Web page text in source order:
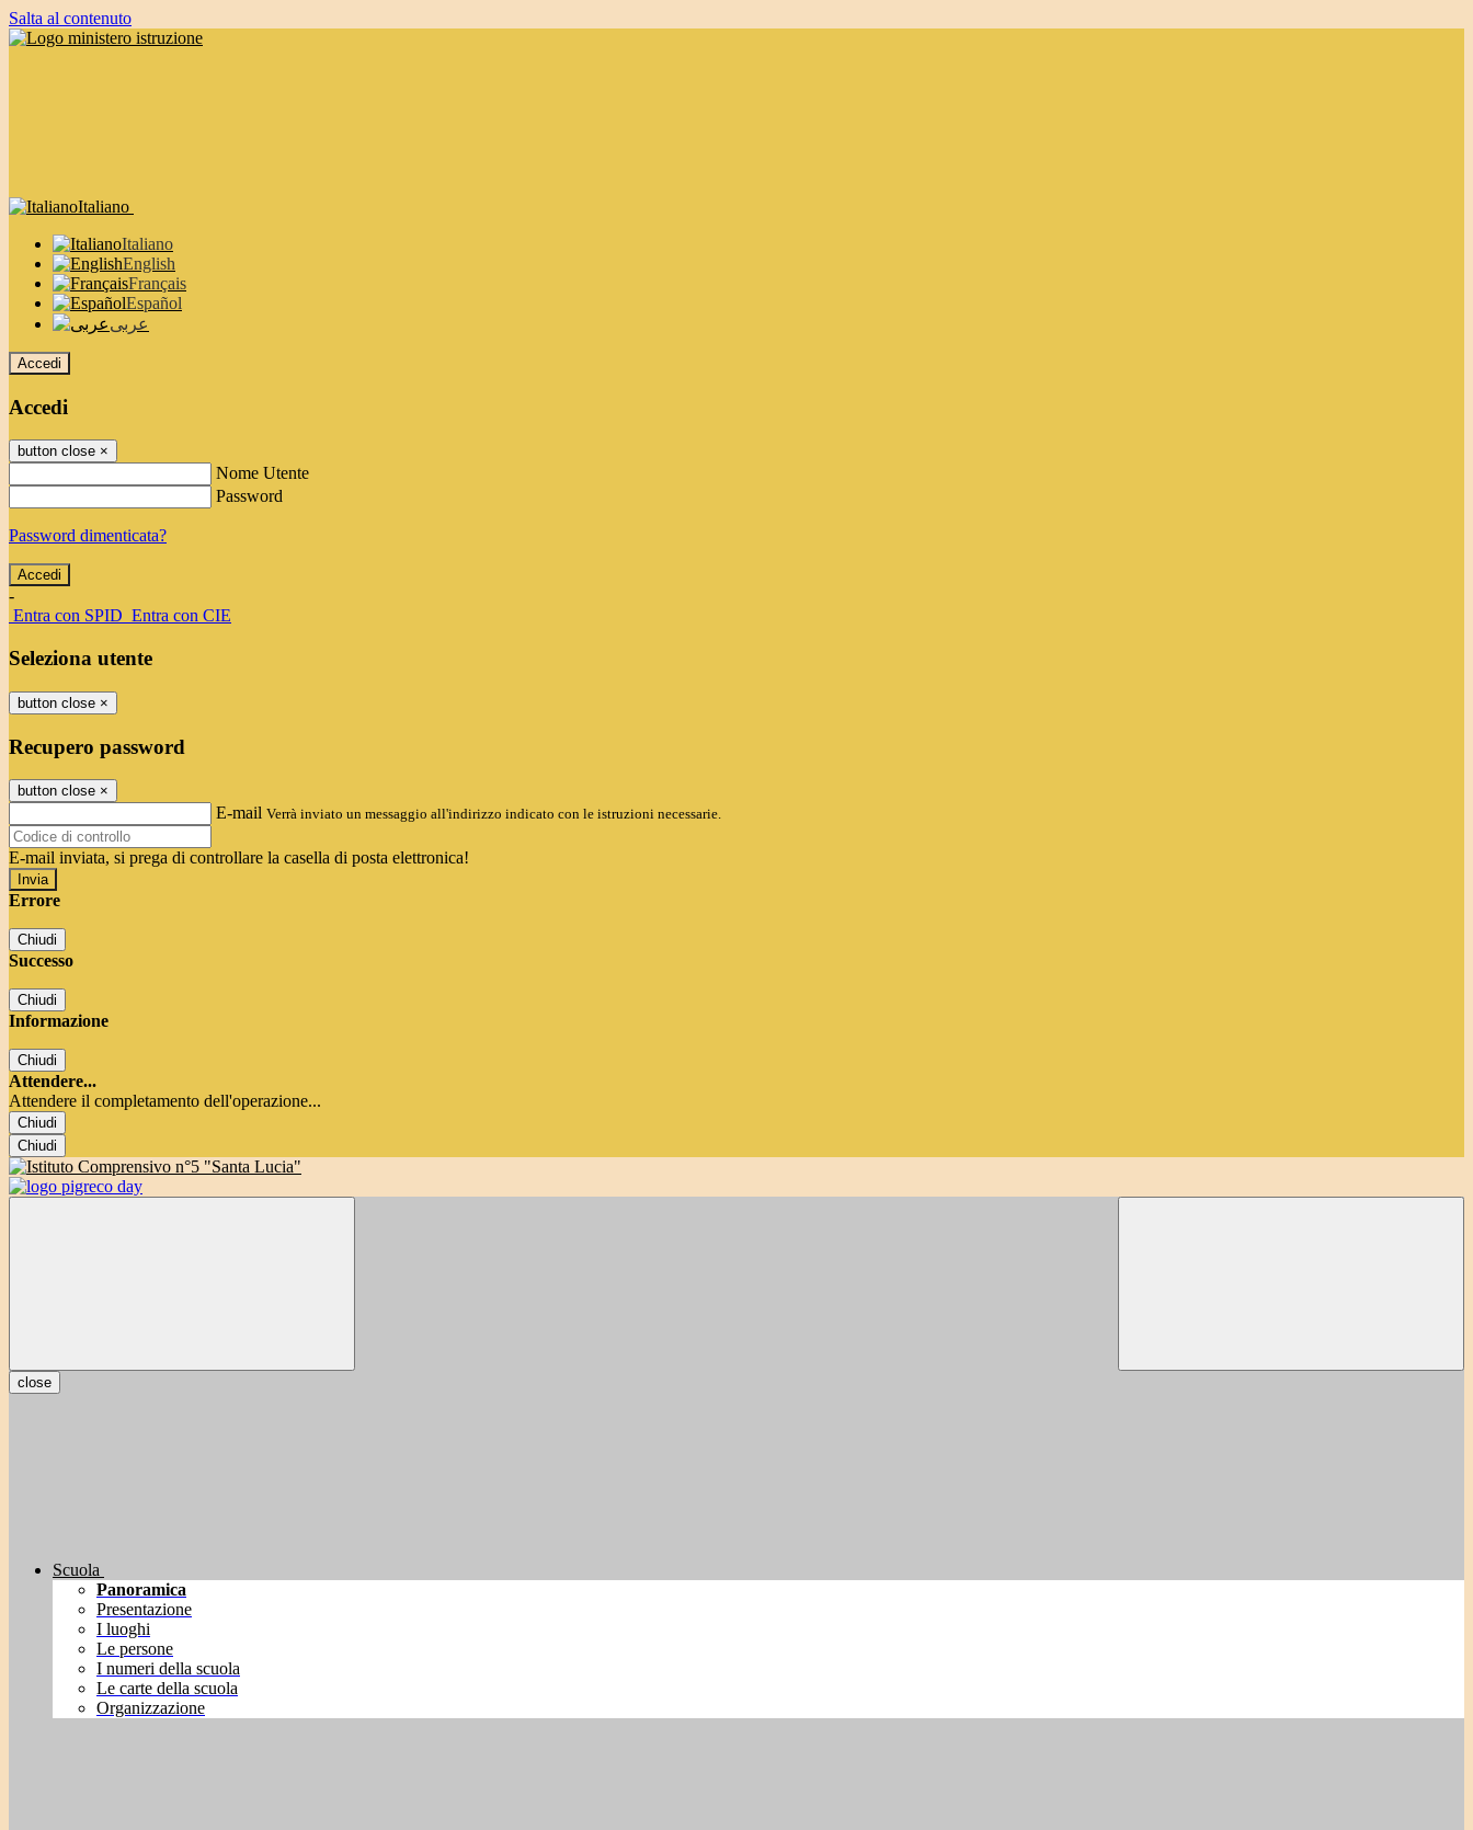
Salta al contenuto
Italiano
Italiano
English
Français
Español
عربى
Accedi
Accedi
button close ×
Nome Utente
Password
Password dimenticata?
-
Entra con SPID Entra con CIE
Seleziona utente
button close ×
Recupero password
button close ×
E-mail Verrà inviato un messaggio all'indirizzo indicato con le istruzioni necessarie.
E-mail inviata, si prega di controllare la casella di posta elettronica!
Errore
Chiudi
Successo
Chiudi
Informazione
Chiudi
Attendere...
Attendere il completamento dell'operazione...
Chiudi
Chiudi
close
Scuola
Panoramica
Presentazione
I luoghi
Le persone
I numeri della scuola
Le carte della scuola
Organizzazione